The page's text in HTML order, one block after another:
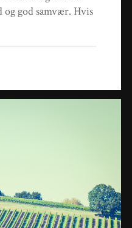
god samvær. Hvis